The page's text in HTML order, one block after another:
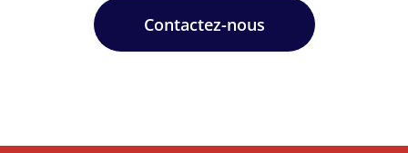
Contactez-nous